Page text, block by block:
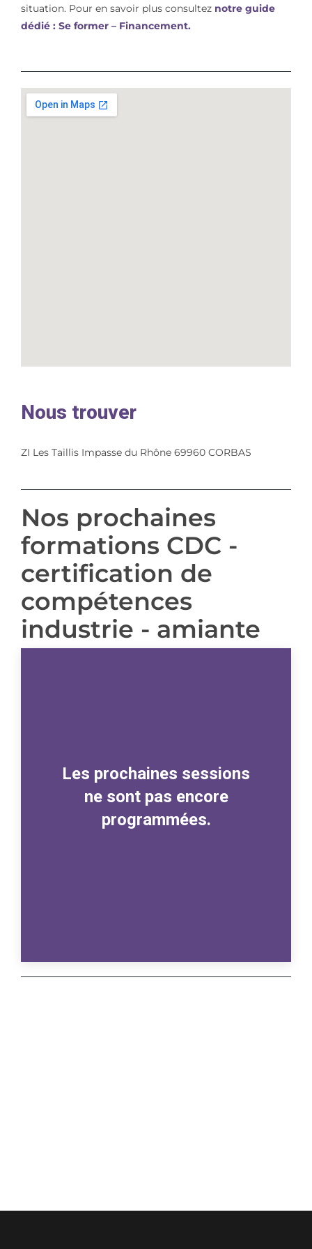
situation. Pour en savoir plus consulteznotre guide
dédié : Se former – Financement.
Nous trouver
ZI Les Taillis Impasse du Rhône 69960 CORBAS
Nos prochaines
formations CDC -
certification de
compétences
industrie - amiante
Les prochaines sessions
ne sont pas encore
programmées.